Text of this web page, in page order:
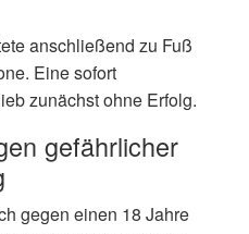
anschließend zu Fuß
Eine sofort
zunächst ohne Erfolg.
gefährlicher
gegen einen 18 Jahre